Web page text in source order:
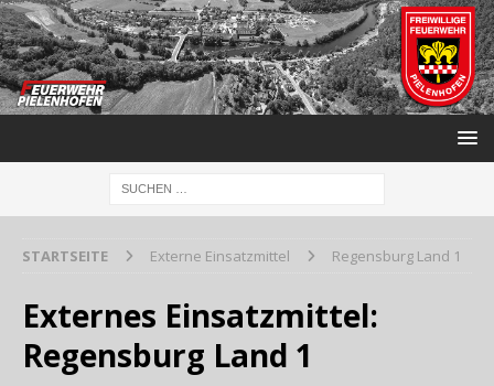
STARTSEITE Externe Einsatzmittel Regensburg Land 1
Externes Einsatzmittel:
Regensburg Land 1